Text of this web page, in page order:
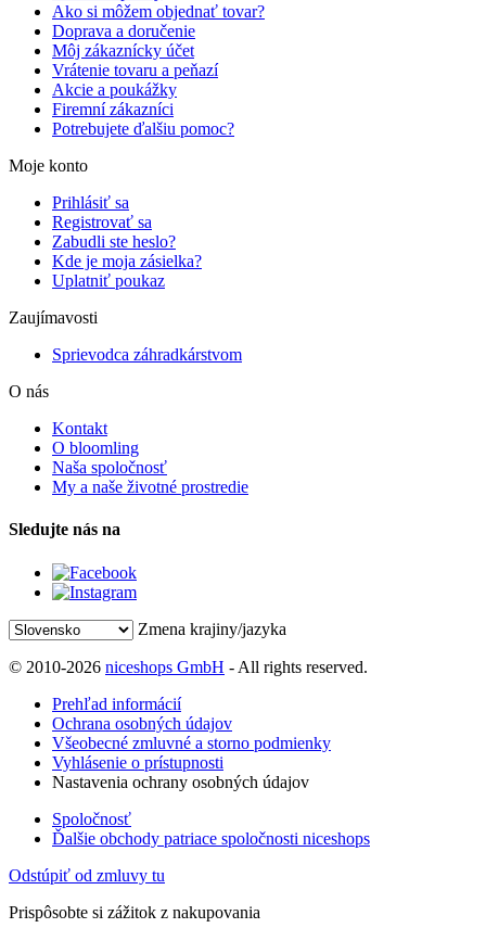
Ako si môžem objednať tovar?
Doprava a doručenie
Môj zákaznícky účet
Vrátenie tovaru a peňazí
Akcie a poukážky
Firemní zákazníci
Potrebujete ďalšiu pomoc?
Moje konto
Prihlásiť sa
Registrovať sa
Zabudli ste heslo?
Kde je moja zásielka?
Uplatniť poukaz
Zaujímavosti
Sprievodca záhradkárstvom
O nás
Kontakt
O bloomling
Naša spoločnosť
My a naše životné prostredie
Sledujte nás na
Zmena krajiny/jazyka
© 2010-2026 niceshops GmbH - All rights reserved.
Prehľad informácií
Ochrana osobných údajov
Všeobecné zmluvné a storno podmienky
Vyhlásenie o prístupnosti
Nastavenia ochrany osobných údajov
Spoločnosť
Ďalšie obchody patriace spoločnosti niceshops
Odstúpiť od zmluvy tu
Prispôsobte si zážitok z nakupovania